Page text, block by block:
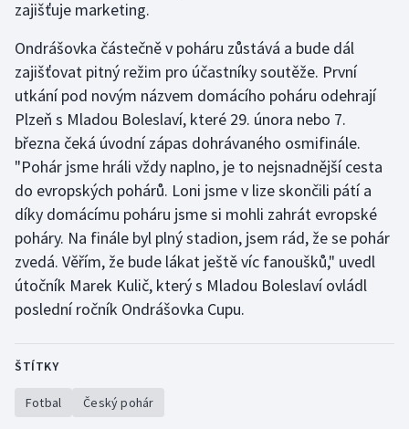
Sportovní střelba
Stolní tenis
Triatlon
Veslování
Vodní slalom
Volejbal
Ostatní
zajišťuje marketing.
Ondrášovka částečně v poháru zůstává a bude dál
zajišťovat pitný režim pro účastníky soutěže. První
utkání pod novým názvem domácího poháru odehrají
Plzeň s Mladou Boleslaví, které 29. února nebo 7.
března čeká úvodní zápas dohrávaného osmifinále.
"Pohár jsme hráli vždy naplno, je to nejsnadnější cesta
do evropských pohárů. Loni jsme v lize skončili pátí a
díky domácímu poháru jsme si mohli zahrát evropské
poháry. Na finále byl plný stadion, jsem rád, že se pohár
zvedá. Věřím, že bude lákat ještě víc fanoušků," uvedl
útočník Marek Kulič, který s Mladou Boleslaví ovládl
poslední ročník Ondrášovka Cupu.
ŠTÍTKY
Fotbal Český pohár